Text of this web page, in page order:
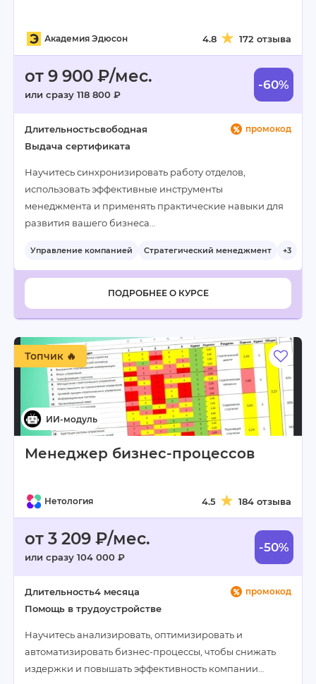
Академия Эдюсон 4.8 172 отзыва
от 9 900 ₽/мес.
или сразу 118 800 ₽
-60%
промокод
Длительностьсвободная
Выдача сертификата
Научитесь синхронизировать работу отделов,
использовать эффективные инструменты
менеджмента и применять практические навыки для
развития вашего бизнеса…
Управление компанией Стратегический менеджмент +3
ПОДРОБНЕЕ О КУРСЕ
Менеджер бизнес‑процессов
Нетология 4.5 184 отзыва
от 3 209 ₽/мес.
или сразу 104 000 ₽
-50%
промокод
Длительность4 месяца
Помощь в трудоустройстве
Научитесь анализировать, оптимизировать и
автоматизировать бизнес-процессы, чтобы снижать
издержки и повышать эффективность компании…
Топчик 🔥